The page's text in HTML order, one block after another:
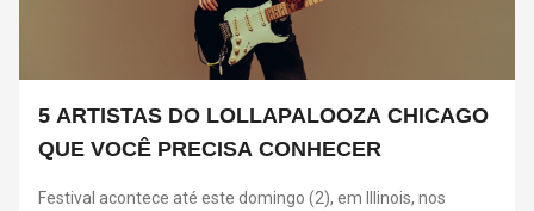
5 ARTISTAS DO LOLLAPALOOZA CHICAGO
QUE VOCÊ PRECISA CONHECER
Festival acontece até este domingo (2), em Illinois, nos